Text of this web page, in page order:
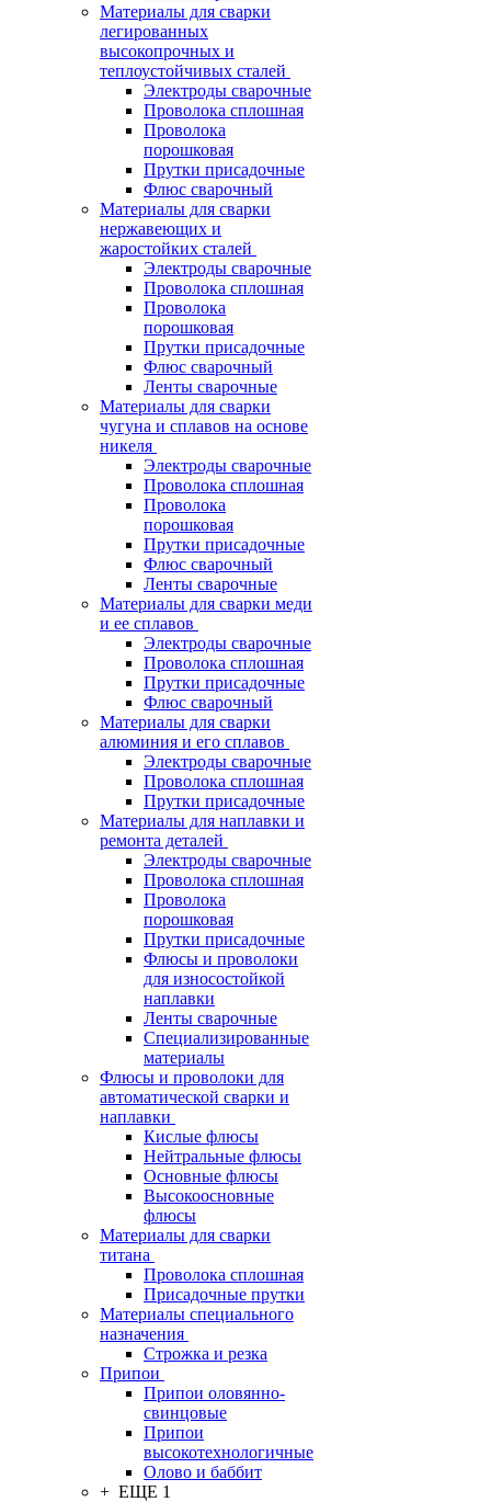
Материалы для сварки
легированных
высокопрочных и
теплоустойчивых сталей
Электроды сварочные
Проволока сплошная
Проволока
порошковая
Прутки присадочные
Флюс сварочный
Материалы для сварки
нержавеющих и
жаростойких сталей
Электроды сварочные
Проволока сплошная
Проволока
порошковая
Прутки присадочные
Флюс сварочный
Ленты сварочные
Материалы для сварки
чугуна и сплавов на основе
никеля
Электроды сварочные
Проволока сплошная
Проволока
порошковая
Прутки присадочные
Флюс сварочный
Ленты сварочные
Материалы для сварки меди
и ее сплавов
Электроды сварочные
Проволока сплошная
Прутки присадочные
Флюс сварочный
Материалы для сварки
алюминия и его сплавов
Электроды сварочные
Проволока сплошная
Прутки присадочные
Материалы для наплавки и
ремонта деталей
Электроды сварочные
Проволока сплошная
Проволока
порошковая
Прутки присадочные
Флюсы и проволоки
для износостойкой
наплавки
Ленты сварочные
Специализированные
материалы
Флюсы и проволоки для
автоматической сварки и
наплавки
Кислые флюсы
Нейтральные флюсы
Основные флюсы
Высокоосновные
флюсы
Материалы для сварки
титана
Проволока сплошная
Присадочные прутки
Материалы специального
назначения
Строжка и резка
Припои
Припои оловянно-
свинцовые
Припои
высокотехнологичные
Олово и баббит
+ ЕЩЕ 1